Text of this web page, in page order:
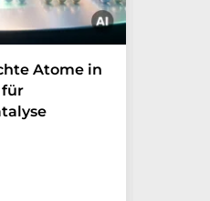
Atome in
für